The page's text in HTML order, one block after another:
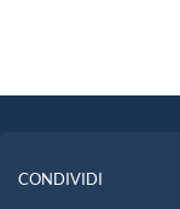
CONDIVIDI